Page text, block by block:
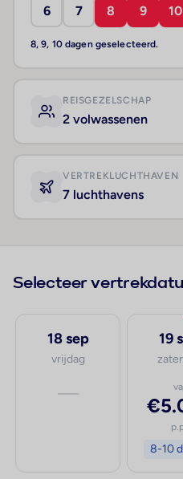
6 7 8 9 10
8, 9, 10 dagen geselecteerd.
REISGEZELSCHAP
2 volwassenen
VERTREKLUCHTHAVEN
7 luchthavens
Selecteer
18 sep
vrijdag
—
19
8-10